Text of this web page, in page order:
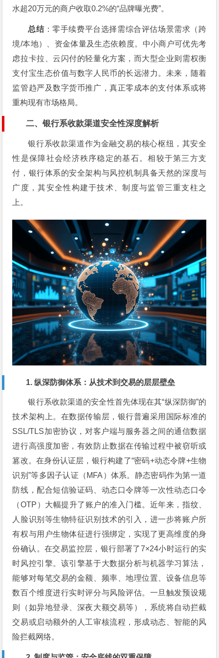
水超20万元的商户收取0.2%的“品牌曝光费”。
总结：零手续费平台选择需综合评估场景需求（跨
境/本地）、资金体量及生态依赖度。中小商户可优先考
虑拉卡拉、云闪付的轻量化方案，而大型企业则需权衡
支付宝生态价值与数字人民币的长远潜力。未来，随着
监管趋严及数字货币推广，真正零成本的支付体系或将
重构现有市场格局。
二、银行系收款渠道安全性深度解析
银行系收款渠道作为金融交易的核心枢纽，其安全
性是保障社会经济秩序稳定的基石。相较于第三方支
付，银行体系的安全架构与风控机制具备天然的深度与
广度，其安全性构建于技术、制度与监管三重支柱之
上。
1. 纵深防御体系：从技术到交易的层层壁垒
银行系收款渠道的安全性首先体现在其“纵深防御”的
技术架构上。在数据传输层，银行普遍采用国际标准的
SSL/TLS加密协议，对客户端与服务器之间的通信数据
进行高强度加密，有效防止数据在传输过程中被窃听或
篡改。在身份认证层，银行构建了“密码+动态令牌+生物
识别”等多因子认证（MFA）体系。静态密码作为第一道
防线，配合短信验证码、动态口令牌等一次性动态口令
（OTP）大幅提升了账户的准入门槛。近年来，指纹、
人脸识别等生物特征识别技术的引入，进一步将账户所
有权与用户生物体征进行强绑定，实现了更高维度的身
份确认。在交易监控层，银行部署了7×24小时运行的实
时风控引擎。该引擎基于大数据分析与机器学习算法，
能够对每笔交易的金额、频率、地理位置、设备信息等
数百个维度进行实时评分与风险评估。一旦触发预设规
则（如异地登录、深夜大额交易等），系统将自动拦截
交易或启动额外的人工审核流程，形成动态、智能的风
险拦截网络。